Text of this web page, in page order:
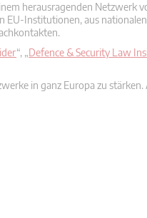
herausragenden Netzwerk
Institutionen, aus
“, „Defence & Security Law
in ganz Europa zu